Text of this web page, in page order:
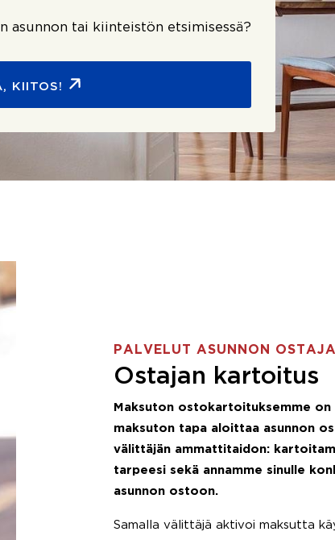
asunnon tai kiinteistön etsimisessä?
KIITOS!
PALVELUT ASUNNON
Ostajan kartoitus
Maksuton ostokartoituksemme on
maksuton tapa aloittaa asunnon
välittäjän ammattitaidon:
tarpeesi sekä annamme sinulle
asunnon ostoon.
Samalla välittäjä aktivoi maksutta